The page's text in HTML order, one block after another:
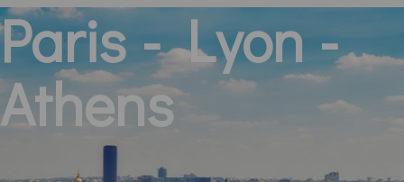
Paris - Lyon -
Athens